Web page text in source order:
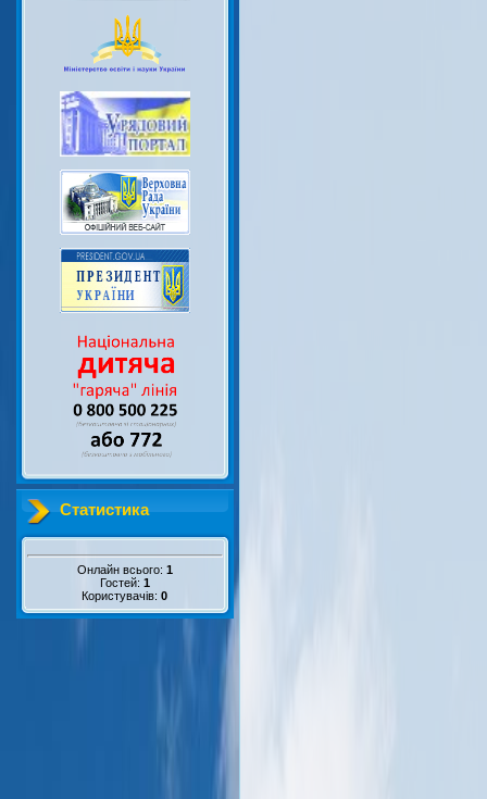
Статистика
Онлайн всього: 1
Гостей: 1
Користувачів:0